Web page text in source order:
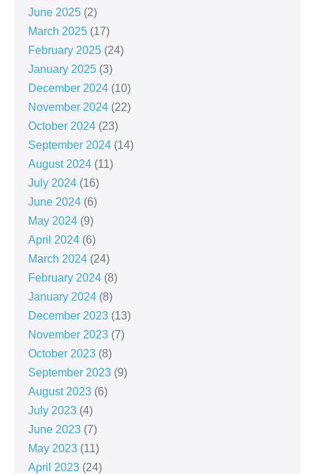
June 2025 (2)
March 2025 (17)
February 2025 (24)
January 2025 (3)
December 2024 (10)
November 2024 (22)
October 2024 (23)
September 2024 (14)
August 2024 (11)
July 2024 (16)
June 2024 (6)
May 2024 (9)
April 2024 (6)
March 2024 (24)
February 2024 (8)
January 2024 (8)
December 2023 (13)
November 2023 (7)
October 2023 (8)
September 2023 (9)
August 2023 (6)
July 2023 (4)
June 2023 (7)
May 2023 (11)
April 2023 (24)